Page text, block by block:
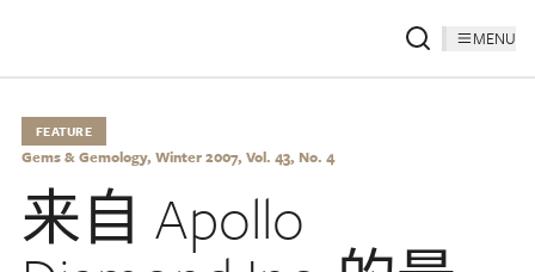
MENU
FEATURE
Gems & Gemology, Winter 2007, Vol. 43, No. 4
来自 Apollo